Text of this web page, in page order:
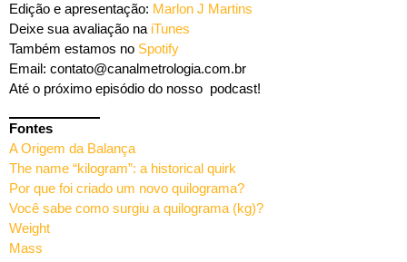
Edição e apresentação: Marlon J Martins
Deixe sua avaliação na iTunes
Também estamos no Spotify
Email: contato@canalmetrologia.com.br
Até o próximo episódio do nosso podcast!
Fontes
A Origem da Balança
The name “kilogram”: a historical quirk
Por que foi criado um novo quilograma?
Você sabe como surgiu a quilograma (kg)?
Weight
Mass